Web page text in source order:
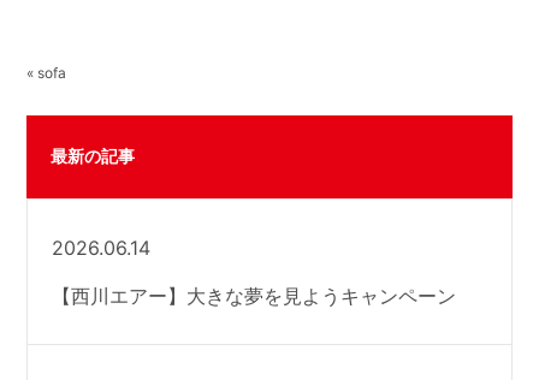
« sofa
最新の記事
2026.06.14
【西川エアー】大きな夢を見ようキャンペーン